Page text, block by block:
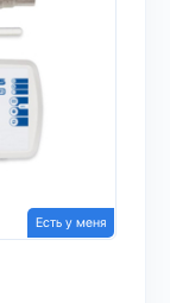
Есть у меня